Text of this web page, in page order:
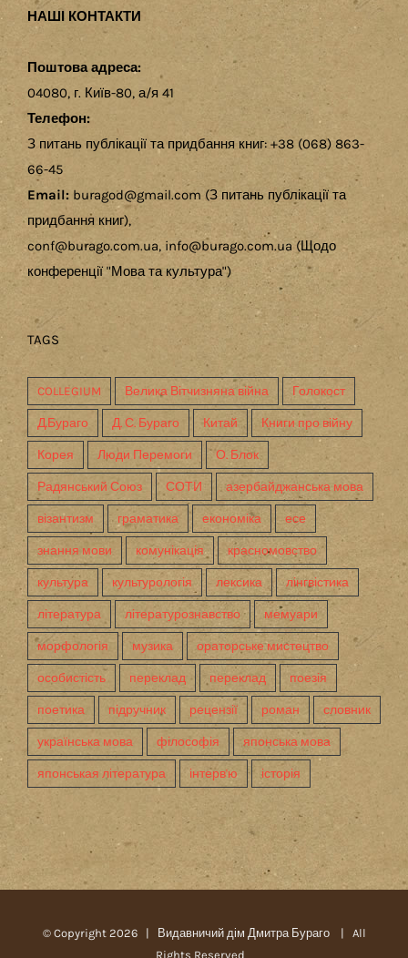
НАШІ КОНТАКТИ
Поштова адреса:
04080, г. Київ-80, а/я 41
Телефон:
З питань публікації та придбання книг: +38 (068) 863-
66-45
Email: buragod@gmail.com (З питань публікації та
придбання книг),
conf@burago.com.ua, info@burago.com.ua (Щодо
конференції "Мова та культура")
TAGS
COLLEGIUM Велика Вітчизняна війна Голокост
Д.Бураго Д. С. Бураго Китай Книги про війну
Корея Люди Перемоги О. Блок
Радянський Союз СОТИ азербайджанська мова
візантизм граматика економіка есе
знання мови комунікація красномовство
культура культурологія лексика лінгвістика
література літературознавство мемуари
морфологія музика ораторське мистецтво
особистість переклад переклад поезія
поетика підручник рецензії роман словник
українська мова філософія японська мова
японськая література інтерв'ю історія
© Copyright 2026 | Видавничий дім Дмитра Бураго
| All
Rights Reserved